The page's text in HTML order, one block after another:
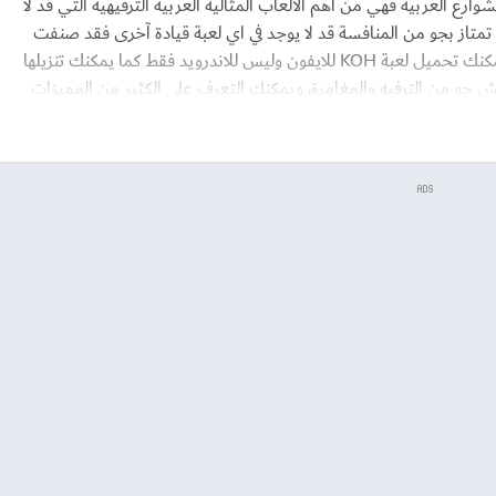
بجو من المنافسة قد لا يوجد في اي لعبة قيادة آخرى فقد صنفت
هذه اللعبة من أفضل الألعاب لفئة السيارات كما يمكنك تحميل لعبة KOH للايفون وليس للاندرويد فقط كما يمكنك تنزيلها
من الترفيه والمغامرة، ويمكنك التعرف على الكثير من المميزات
ADS